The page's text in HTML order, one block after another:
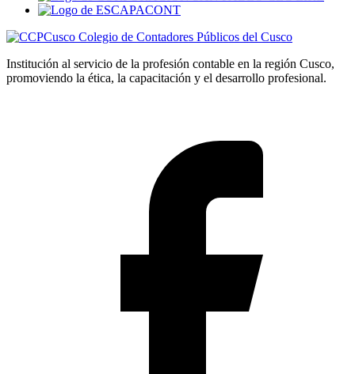
Colegio de Contadores Públicos del Cusco
Institución al servicio de la profesión contable en la región Cusco,
promoviendo la ética, la capacitación y el desarrollo profesional.